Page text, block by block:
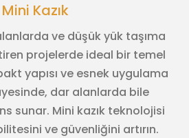
Mini Kazık
alanlarda ve düşük yük taşıma
projelerde ideal bir temel
yapısı ve esnek uygulama
dar alanlarda bile
sunar. Mini kazık teknolojisi
ve güvenliğini artırın.